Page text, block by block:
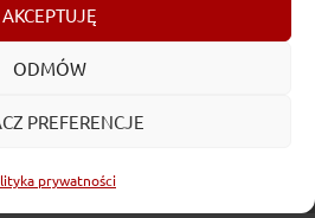
AKCEPTUJĘ
ODMÓW
PREFERENCJE
prywatności
Marszałkowski Województwa
w Lublinie